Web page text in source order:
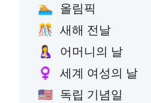
🏊 올림픽
🎊 새해 전날
🤱 어머니의 날
♀️ 세계 여성의 날
🇺🇸 독립 기념일